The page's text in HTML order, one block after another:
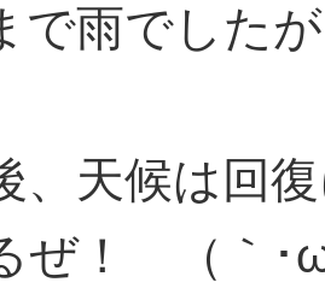
で雨でした
、天候は回
ぜ！ （｀･